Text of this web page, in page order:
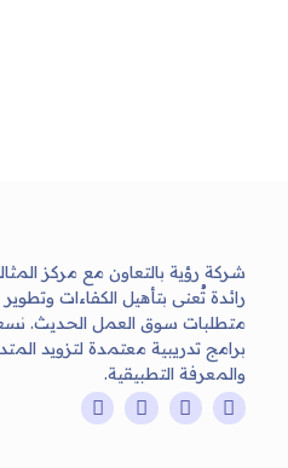
شركة رؤية بالتعاون مع مركز
رائدة تُعنى بتأهيل الكفاءات
متطلبات سوق العمل الحديث.
برامج تدريبية معتمدة لتزويد
والمعرفة التطبيقية.